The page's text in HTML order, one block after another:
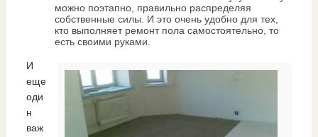
можно поэтапно, правильно распределяя
собственные силы. И это очень удобно для тех,
кто выполняет ремонт пола самостоятельно, то
есть своими руками.
И
еще
оди
н
важ